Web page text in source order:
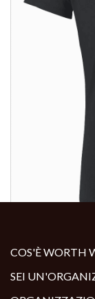
COS'È WORTH
SEI